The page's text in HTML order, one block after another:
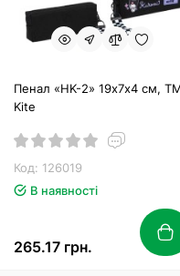
Пенал «HK-2» 19х7х4 см,
Kite
Код: 126019
В наявності
265.17 грн.